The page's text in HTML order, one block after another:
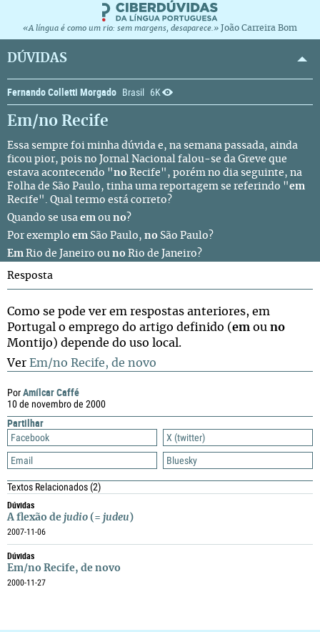
«A língua é como um rio: sem margens, desaparece.» João Carreira Bom
DÚVIDAS
Fernando Colletti Morgado Brasil 6K
Em/no Recife
Essa sempre foi minha dúvida e, na semana passada, ainda
ficou pior, pois no Jornal Nacional falou-se da Greve que
estava acontecendo "no Recife", porém no dia seguinte, na
Folha de São Paulo, tinha uma reportagem se referindo "em
Recife". Qual termo está correto?
Quando se usa em ou no?
Por exemplo em São Paulo, no São Paulo?
Em Rio de Janeiro ou no Rio de Janeiro?
PorAmílcar Caffé
10 de novembro de 2000
Partilhar
Facebook
X (twitter)
Email
Bluesky
Textos Relacionados(2)
Dúvidas
A flexão de judio (= judeu )
2007-11-06
Dúvidas
Em/no Recife, de novo
2000-11-27
Resposta
Como se pode ver em respostas anteriores, em
Portugal o emprego do artigo definido (em ou no
Montijo) depende do uso local.
Ver Em/no Recife, de novo